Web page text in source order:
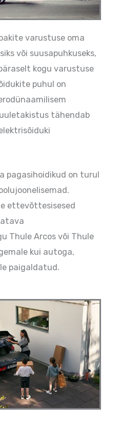
varustuse oma
või suusapuhkuseks,
kogu varustuse
puhul on
tähendab
pagasihoidikud on turul
ettevõttesisesed
Thule Arcos või Thule
kui autoga,
paigaldatud.